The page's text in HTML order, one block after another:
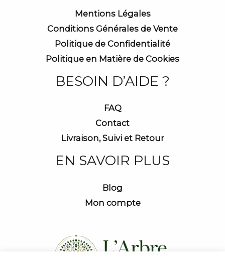
Mentions Légales
Conditions Générales de Vente
Politique de Confidentialité
Politique en Matière de Cookies
BESOIN D’AIDE ?
FAQ
Contact
Livraison, Suivi et Retour
EN SAVOIR PLUS
Blog
Mon compte